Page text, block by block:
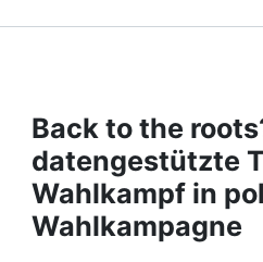
Projects
People
Institutions
Back to the
datengestützte
Wahlkampf in
Wahlkampagne